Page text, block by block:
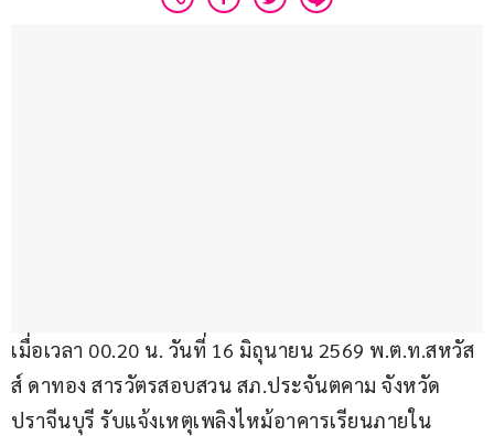
เมื่อเวลา 00.20 น. วันที่ 16 มิถุนายน 2569 พ.ต.ท.สหวัส
ส์ ดาทอง สารวัตรสอบสวน สภ.ประจันตคาม จังหวัด
ปราจีนบุรี รับแจ้งเหตุเพลิงไหม้อาคารเรียนภายใน